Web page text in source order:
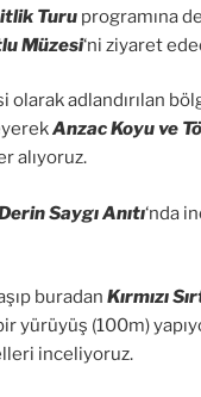
Turu programına
Müzesi‘ni ziyaret
olarak adlandırılan
Anzac Koyu ve
alıyoruz.
Saygı Anıtı‘nda
buradan Kırmızı
yürüyüş (100m)
inceliyoruz.